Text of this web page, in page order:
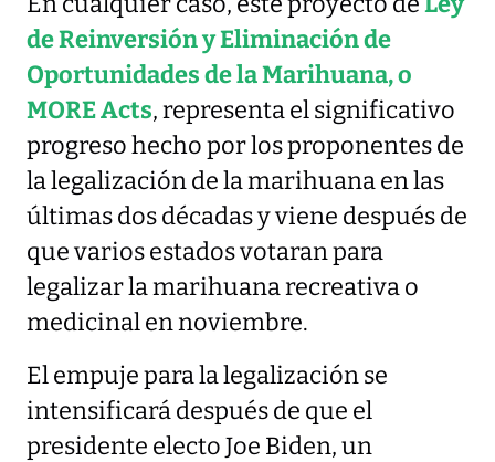
de Reinversión y Eliminación de
Oportunidades de la Marihuana, o
MORE Acts, representa el significativo
progreso hecho por los proponentes de
la legalización de la marihuana en las
últimas dos décadas y viene después de
que varios estados votaran para
legalizar la marihuana recreativa o
medicinal en noviembre.
El empuje para la legalización se
intensificará después de que el
presidente electo Joe Biden, un